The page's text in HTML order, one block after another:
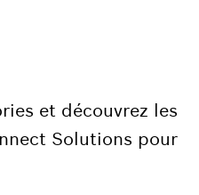
et découvrez les
Solutions pour